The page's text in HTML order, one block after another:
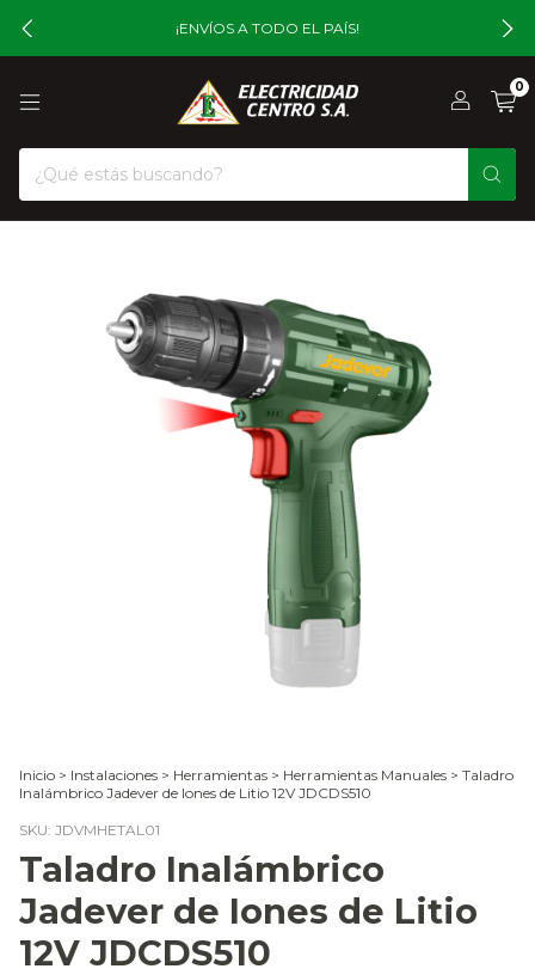
¡ENVÍOS A TODO EL PAÍS!
0
Inicio > Instalaciones > Herramientas > Herramientas Manuales > Taladro
Inalámbrico Jadever de Iones de Litio 12V JDCDS510
SKU: JDVMHETAL01
Taladro Inalámbrico
Jadever de Iones de Litio
12V JDCDS510